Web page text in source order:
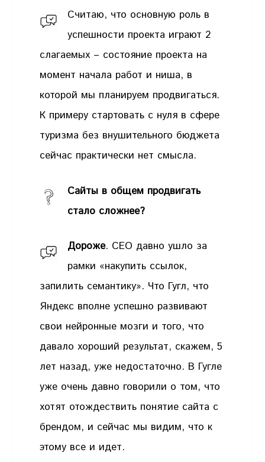
Считаю, что основную роль в
успешности проекта играют 2
слагаемых – состояние проекта на
момент начала работ и ниша, в
которой мы планируем продвигаться.
К примеру стартовать с нуля в сфере
туризма без внушительного бюджета
сейчас практически нет смысла.
Сайты в общем продвигать
стало сложнее?
Дороже. СЕО давно ушло за
рамки «накупить ссылок,
запилить семантику». Что Гугл, что
Яндекс вполне успешно развивают
свои нейронные мозги и того, что
давало хороший результат, скажем, 5
лет назад, уже недостаточно. В Гугле
уже очень давно говорили о том, что
хотят отождествить понятие сайта с
брендом, и сейчас мы видим, что к
этому все и идет.